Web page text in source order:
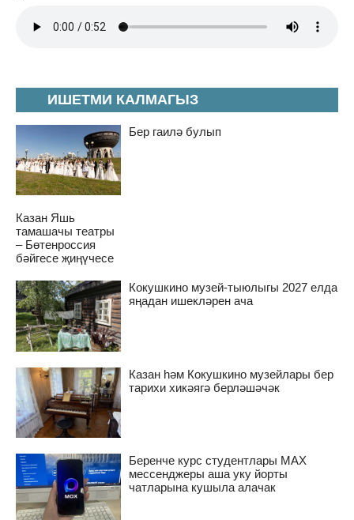
ИШЕТМИ КАЛМАГЫЗ
Бер гаилә булып
Казан Яшь
тамашачы театры
– Бөтенроссия
бәйгесе җиңүчесе
Кокушкино музей-тыюлыгы 2027 елда
яңадан ишекләрен ача
Казан һәм Кокушкино музейлары бер
тарихи хикәягә берләшәчәк
Беренче курс студентлары MAX
мессенджеры аша уку йорты
чатларына кушыла алачак